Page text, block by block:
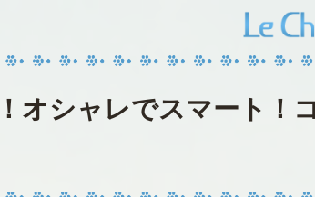
オシャレでスマート！